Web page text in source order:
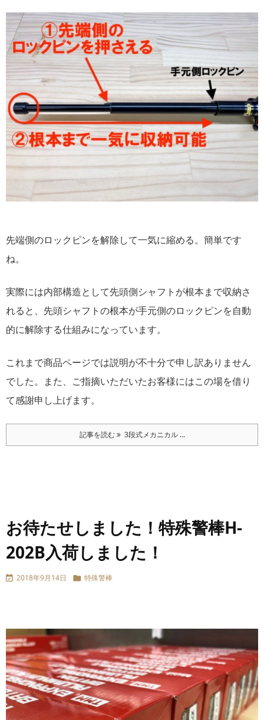
先端側のロックピンを解除して一気に縮める。簡単です
ね。
実際には内部構造として先頭側シャフトが根本まで収納さ
れると、先頭シャフトの根本が手元側のロックピンを自動
的に解除する仕組みになっています。
これまで商品ページでは説明が不十分で申し訳ありません
でした。また、ご指摘いただいたお客様にはこの場を借り
て感謝申し上げます。
記事を読む 3段式メカニカル ...
お待たせしました！特殊警棒H-
202B入荷しました！
 2018年9月14日  特殊警棒